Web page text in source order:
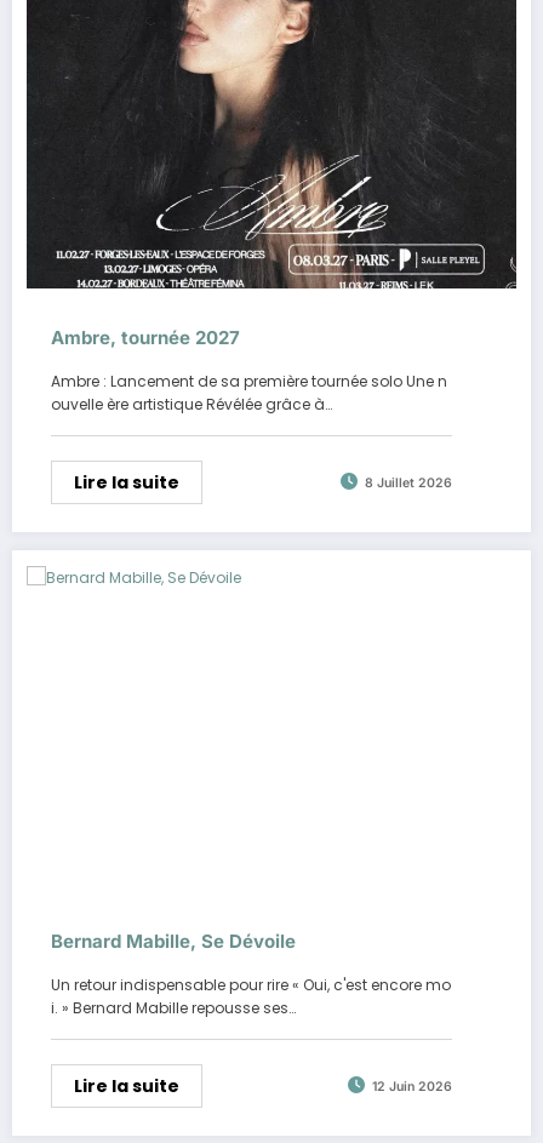
Ambre, tournée 2027
Ambre : Lancement de sa première tournée solo Une n
ouvelle ère artistique Révélée grâce à…
Lire la suite 8 Juillet 2026
Bernard Mabille, Se Dévoile
Un retour indispensable pour rire « Oui, c'est encore mo
i. » Bernard Mabille repousse ses…
Lire la suite 12 Juin 2026